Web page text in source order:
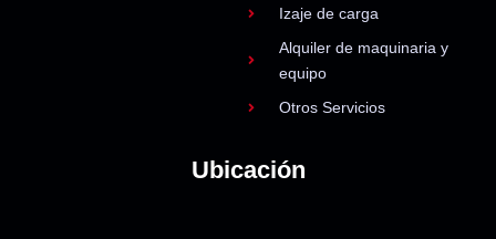
Izaje de carga
Alquiler de maquinaria y
equipo
Otros Servicios
Ubicación